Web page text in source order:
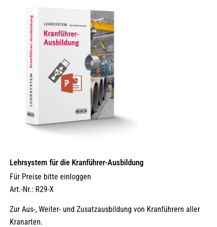
Lehrsystem für die Kranführer-Ausbildung
Für Preise bitte einloggen
Art.-Nr.: R29-X
Zur Aus-, Weiter- und Zusatzausbildung von Kranführern aller
Kranarten.